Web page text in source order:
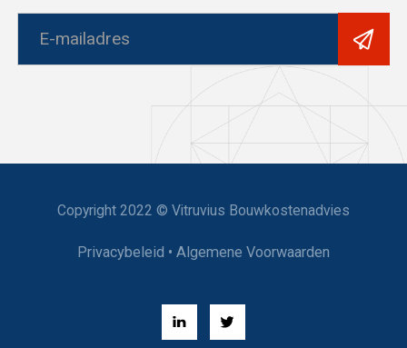
Copyright 2022 © Vitruvius Bouwkostenadvies
Privacybeleid • Algemene Voorwaarden